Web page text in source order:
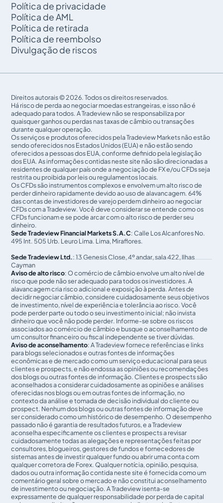
Política de privacidade
Política de AML
Política de retirada
Política de reembolso
Divulgação de riscos
Direitos autorais © 2026. Todos os direitos reservados.
Há risco de perda ao negociar moedas estrangeiras, e isso não é
adequado para todos. A Tradeview não se responsabiliza por
quaisquer ganhos ou perdas nas taxas de câmbio ou transações
durante qualquer operação.
Os serviços e produtos oferecidos pela Tradeview Markets não estão
sendo oferecidos nos Estados Unidos (EUA) e não estão sendo
oferecidos a pessoas dos EUA, conforme definido pela legislação
dos EUA. As informações contidas neste site não são direcionadas a
residentes de qualquer país onde a negociação de FX e/ou CFDs seja
restrita ou proibida por leis ou regulamentos locais.
Os CFDs são instrumentos complexos e envolvem um alto risco de
perder dinheiro rapidamente devido ao uso de alavancagem. 64%
das contas de investidores de varejo perdem dinheiro ao negociar
CFDs com a Tradeview. Você deve considerar se entende como os
CFDs funcionam e se pode arcar com o alto risco de perder seu
dinheiro.
Sede Tradeview Financial Markets S.A.C: Calle Los Alcanfores No.
495 Int. 505 Urb. Leuro Lima. Lima, Miraflores.
Sede Tradeview Ltd.: 13 Genesis Close, 4º andar, sala 422, Ilhas
Cayman
Aviso de alto risco: O comércio de câmbio envolve um alto nível de
risco que pode não ser adequado para todos os investidores. A
alavancagem cria risco adicional e exposição à perda. Antes de
decidir negociar câmbio, considere cuidadosamente seus objetivos
de investimento, nível de experiência e tolerância ao risco. Você
pode perder parte ou todo o seu investimento inicial; não invista
dinheiro que você não pode perder. Informe-se sobre os riscos
associados ao comércio de câmbio e busque o aconselhamento de
um consultor financeiro ou fiscal independente se tiver dúvidas.
Aviso de aconselhamento: A Tradeview fornece referências e links
para blogs selecionados e outras fontes de informações
econômicas e de mercado como um serviço educacional para seus
clientes e prospects, e não endossa as opiniões ou recomendações
dos blogs ou outras fontes de informação. Clientes e prospects são
aconselhados a considerar cuidadosamente as opiniões e análises
oferecidas nos blogs ou em outras fontes de informação, no
contexto da análise e tomada de decisão individual do cliente ou
prospect. Nenhum dos blogs ou outras fontes de informação deve
ser considerado como um histórico de desempenho. O desempenho
passado não é garantia de resultados futuros, e a Tradeview
aconselha especificamente os clientes e prospects a revisar
cuidadosamente todas as alegações e representações feitas por
consultores, blogueiros, gestores de fundos e fornecedores de
sistemas antes de investir qualquer fundo ou abrir uma conta com
qualquer corretora de Forex. Qualquer notícia, opinião, pesquisa,
dados ou outra informação contida neste site é fornecida como um
comentário geral sobre o mercado e não constitui aconselhamento
de investimento ou negociação. A Tradeview isenta-se
expressamente de qualquer responsabilidade por perda de capital